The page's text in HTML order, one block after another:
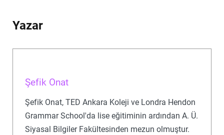
Yazar
Şefik Onat
Şefik Onat, TED Ankara Koleji ve Londra Hendon
Grammar School'da lise eğitiminin ardından A. Ü.
Siyasal Bilgiler Fakültesinden mezun olmuştur.